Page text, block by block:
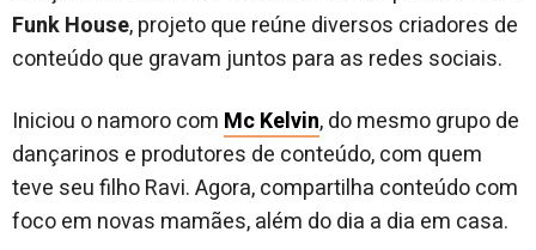
Funk House, projeto que reúne diversos criadores de
conteúdo que gravam juntos para as redes sociais.
Iniciou o namoro com Mc Kelvin, do mesmo grupo de
dançarinos e produtores de conteúdo, com quem
teve seu filho Ravi. Agora, compartilha conteúdo com
foco em novas mamães, além do dia a dia em casa.